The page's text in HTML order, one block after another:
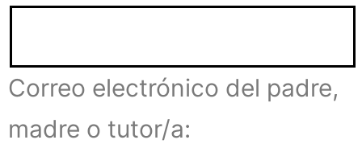
Correo electrónico del padre,
madre o tutor/a: